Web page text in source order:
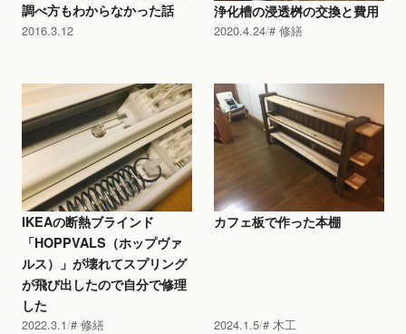
調べ方もわからなかった話
2016.3.12
浄化槽の浸透桝の交換と費用
2020.4.24 修繕
IKEAの断熱ブラインド
「HOPPVALS（ホップヴァ
ルス）」が壊れてスプリング
が飛び出したので自分で修理
した
2022.3.1 修繕
カフェ板で作った本棚
2024.1.5 木工